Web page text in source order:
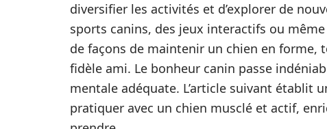
diversifier les activités et d’explorer de
sports canins, des jeux interactifs ou
de façons de maintenir un chien en
fidèle ami. Le bonheur canin passe
mentale adéquate. L’article suivant établit
pratiquer avec un chien musclé et actif,